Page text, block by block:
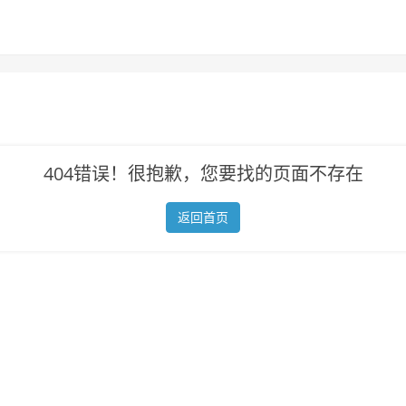
404错误！很抱歉，您要找的页面不存在
返回首页